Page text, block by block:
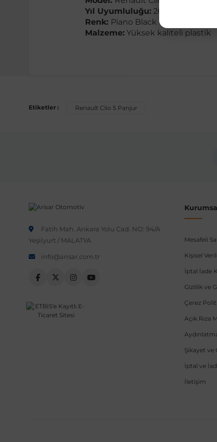
Yıl Uyumluluğu: 2019 ve sonrası
Renk: Piano Black
Malzeme: Yüksek kaliteli plastik
Araç üreticileri aynı model yılı içerisinde farklı
Etiketler : Renault Clio 5 Panjur
Fatih Mah. Ankara Yolu Cad. NO: 94/A
Yeşilyurt / MALATYA
info@arisar.com.tr
Mesafeli
Kişisel
İptal İade
Gizlilik ve
Çerez
Açık Rıza
Şikayet ve
İptal ve
İletişim